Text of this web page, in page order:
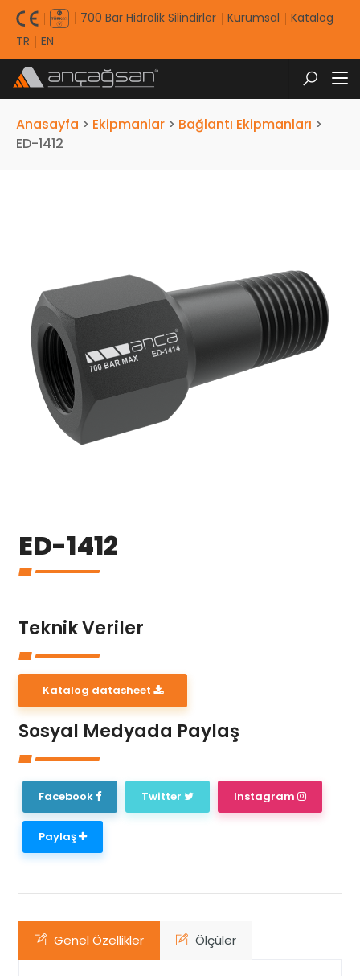
700 Bar Hidrolik Silindirler Kurumsal
Katalog
TR
EN
Anasayfa > Ekipmanlar > Bağlantı Ekipmanları >
ED-1412
ED-1412
Teknik Veriler
Katalog datasheet
Sosyal Medyada Paylaş
Facebook Twitter Instagram
Paylaş
Genel Özellikler Ölçüler